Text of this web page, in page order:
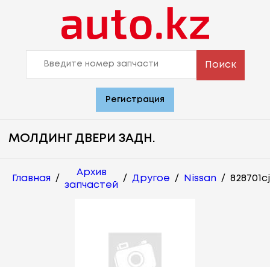
Поиск
Регистрация
МОЛДИНГ ДВЕРИ ЗАДН.
Главная /
Архив
запчастей
/ Другое / Nissan /